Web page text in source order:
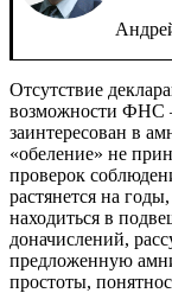
Отсутствие
возможности ФНС
заинтересован в
«обеление» не
проверок
растянется на
находиться в
доначислений,
предложенную
простоты,